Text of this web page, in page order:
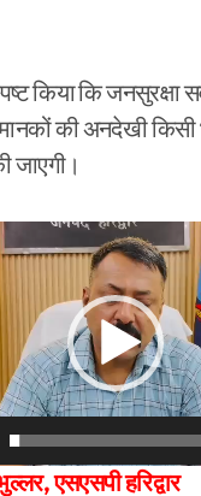
किया कि जनसुरक्षा
की अनदेखी किसी
जाएगी।
एसएसपी हरिद्वार